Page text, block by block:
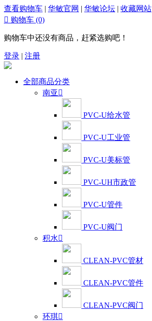
查看购物车 | 华敏官网 | 华敏论坛 | 收藏网站
 购物车 (0)
购物车中还没有商品，赶紧选购吧！
登录 | 注册
全部商品分类
南亚 
PVC-U给水管
PVC-U工业管
PVC-U美标管
PVC-UH市政管
PVC-U管件
PVC-U阀门
积水
CLEAN-PVC管材
CLEAN-PVC管件
CLEAN-PVC阀门
环琪